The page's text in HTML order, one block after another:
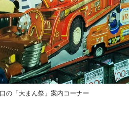
の「大まん祭」案内コーナー